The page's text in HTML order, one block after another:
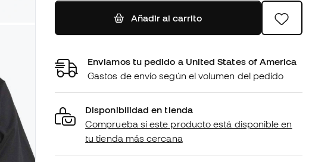
Añadir al carrito
Enviamos tu pedido a United States of America
Gastos de envío según el volumen del pedido
Disponibilidad en tienda
Comprueba si este producto está disponible en
tu tienda más cercana